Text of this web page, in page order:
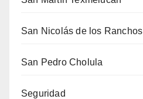
San Nicolás de los Ranchos
San Pedro Cholula
Seguridad